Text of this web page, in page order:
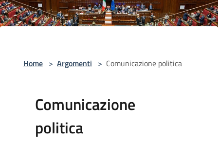
Home > Argomenti > Comunicazione politica
Comunicazione
politica